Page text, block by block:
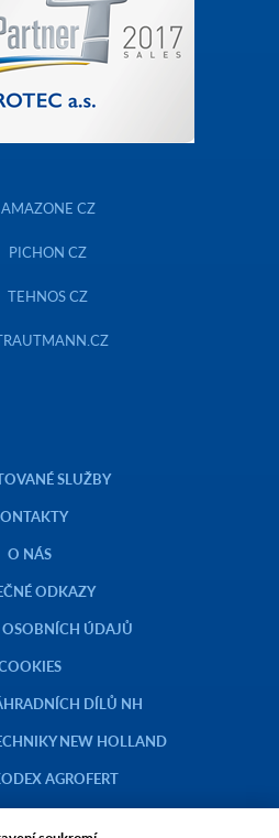
AMAZONE CZ
PICHON CZ
TEHNOS CZ
SLUŽBY
O NÁS
ODKAZY
ÚDAJŮ
DÍLŮ NH
NEW HOLLAND
AGROFERT